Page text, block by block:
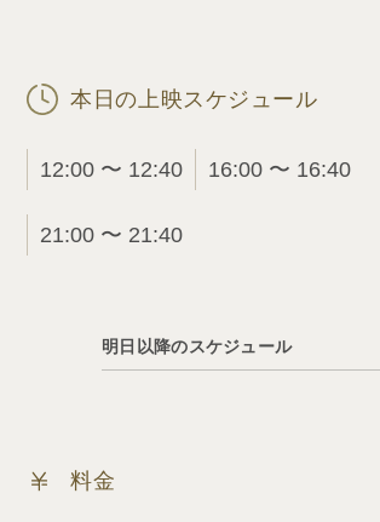
本日の上映スケジュール
12:00 〜 12:40 16:00 〜 16:40
21:00 〜 21:40
明日以降のスケジュール
料金